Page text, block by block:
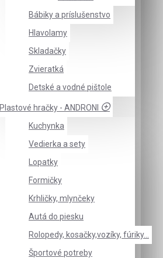
Bábiky a príslušenstvo
Hlavolamy
Skladačky
Zvieratká
Detské a vodné pištole
Plastové hračky - ANDRONI
Kuchynka
Vedierka a sety
Lopatky
Formičky
Krhličky, mlynčeky
Autá do piesku
Rolopedy, kosačky,vozíky, fúriky...
Športové potreby